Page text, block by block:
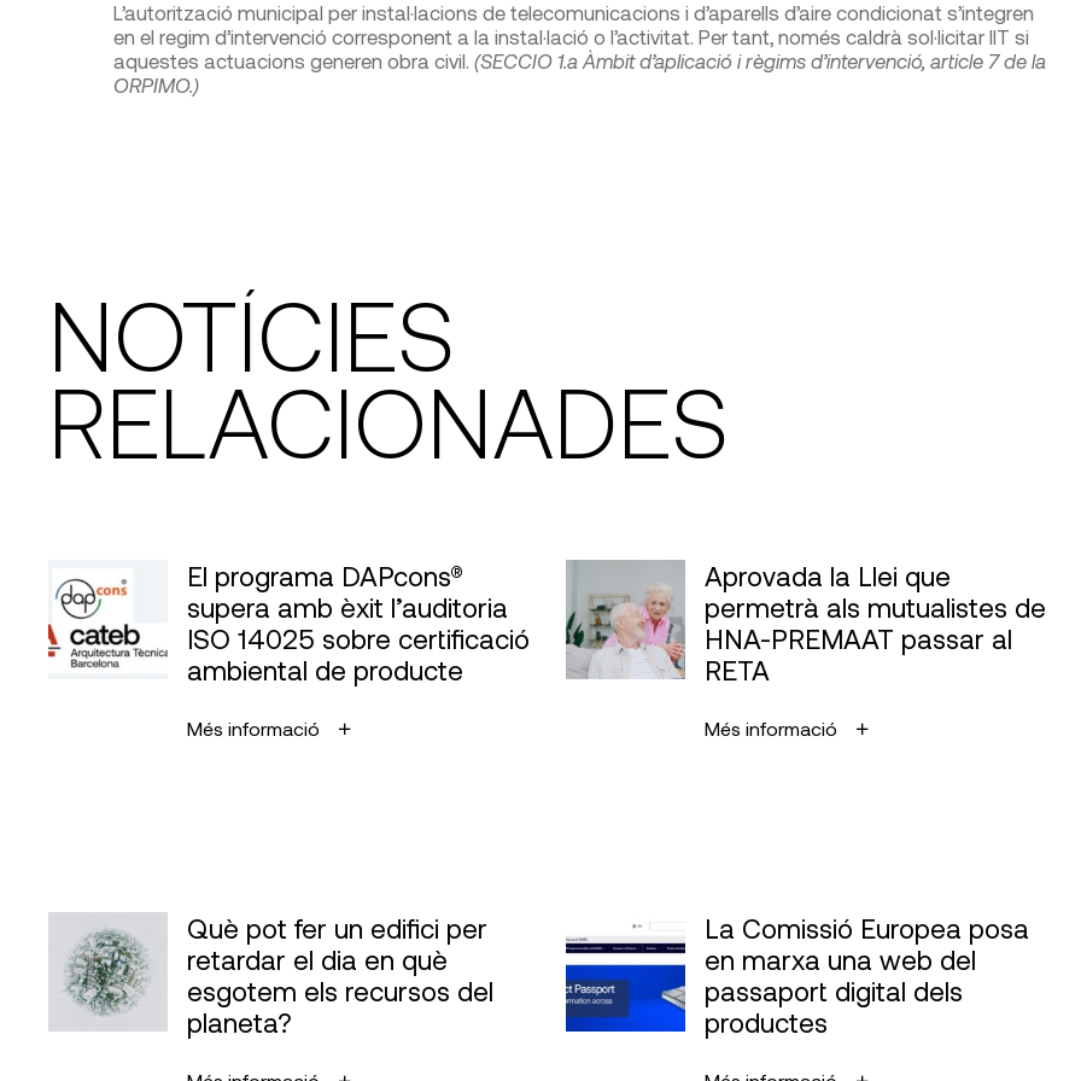
L’autorització municipal per instal·lacions de telecomunicacions i d’aparells d’aire condicionat s’integren
en el regim d’intervenció corresponent a la instal·lació o l’activitat. Per tant, només caldrà sol·licitar IIT si
aquestes actuacions generen obra civil. (SECCIO 1.a Àmbit d’aplicació i règims d’intervenció, article 7 de la
ORPIMO.)
NOTÍCIES
RELACIONADES
El programa DAPcons®
supera amb èxit l’auditoria
ISO 14025 sobre certificació
ambiental de producte
Més informació
Aprovada la Llei que
permetrà als mutualistes de
HNA-PREMAAT passar al
RETA
Més informació
Què pot fer un edifici per
retardar el dia en què
esgotem els recursos del
planeta?
La Comissió Europea posa
en marxa una web del
passaport digital dels
productes